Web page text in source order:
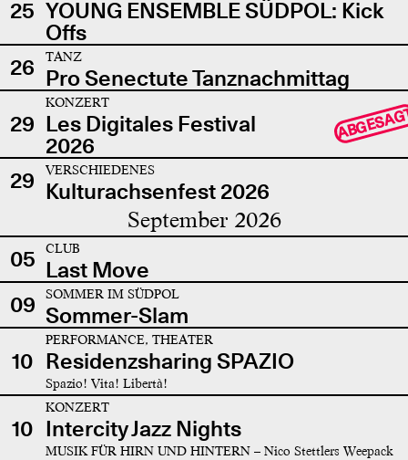
25 YOUNG ENSEMBLE SÜDPOL: Kick
Offs
26
TANZ
Pro Senectute Tanznachmittag
29
KONZERT
Les Digitales Festival
2026
29 VERSCHIEDENES
Kulturachsenfest 2026
September 2026
05 CLUB
Last Move
09
SOMMER IM SÜDPOL
Sommer-Slam
10
PERFORMANCE, THEATER
Residenzsharing SPAZIO
Spazio! Vita! Libertà!
10
KONZERT
Intercity Jazz Nights
MUSIK FÜR HIRN UND HINTERN – Nico Stettlers Weepack